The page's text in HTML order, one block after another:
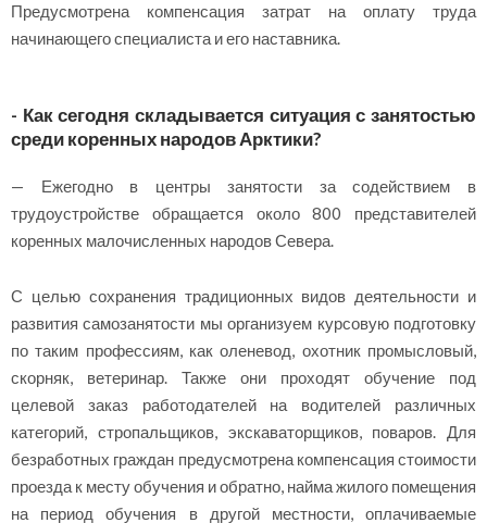
Предусмотрена компенсация затрат на оплату труда
начинающего специалиста и его наставника.
- Как сегодня складывается ситуация с занятостью
среди коренных народов Арктики?
— Ежегодно в центры занятости за содействием в
трудоустройстве обращается около 800 представителей
коренных малочисленных народов Севера.
С целью сохранения традиционных видов деятельности и
развития самозанятости мы организуем курсовую подготовку
по таким профессиям, как оленевод, охотник промысловый,
скорняк, ветеринар. Также они проходят обучение под
целевой заказ работодателей на водителей различных
категорий, стропальщиков, экскаваторщиков, поваров. Для
безработных граждан предусмотрена компенсация стоимости
проезда к месту обучения и обратно, найма жилого помещения
на период обучения в другой местности, оплачиваемые